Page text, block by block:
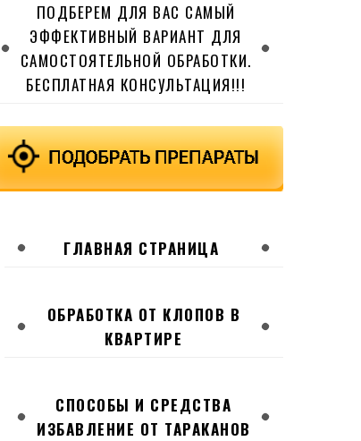
ПОДБЕРЕМ ДЛЯ ВАС САМЫЙ
ЭФФЕКТИВНЫЙ ВАРИАНТ ДЛЯ
САМОСТОЯТЕЛЬНОЙ ОБРАБОТКИ.
БЕСПЛАТНАЯ КОНСУЛЬТАЦИЯ!!!
ГЛАВНАЯ СТРАНИЦА
ОБРАБОТКА ОТ КЛОПОВ В
КВАРТИРЕ
СПОСОБЫ И СРЕДСТВА
ИЗБАВЛЕНИЕ ОТ ТАРАКАНОВ